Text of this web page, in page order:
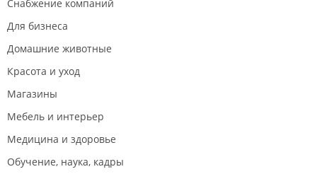
Снабжение компаний
Для бизнеса
Домашние животные
Красота и уход
Магазины
Мебель и интерьер
Медицина и здоровье
Обучение, наука, кадры